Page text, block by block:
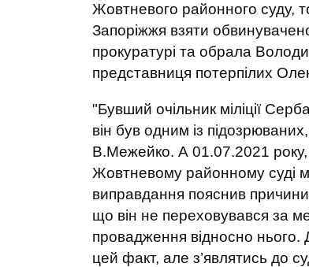
Жовтневого районного суду,
Запоріжжя взяти
прокуратурі та обрала
представниця потерпілих
"Бувший очільник міліції
він був одним із
В.Межейко. А 01.07.2021 року,
Жовтневому районному суді
виправдання пояснив причини
що він не переховувався за
провадження відносно нього.
цей факт, але з’являтись до